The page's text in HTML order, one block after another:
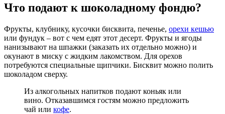
Что подают к шоколадному фондю?
Фрукты, клубнику, кусочки бисквита, печенье, орехи кешью
или фундук – вот с чем едят этот десерт. Фрукты и ягоды
нанизывают на шпажки (заказать их отдельно можно) и
окунают в миску с жидким лакомством. Для орехов
потребуются специальные щипчики. Бисквит можно полить
шоколадом сверху.
Из алкогольных напитков подают коньяк или
вино. Отказавшимся гостям можно предложить
чай или кофе.